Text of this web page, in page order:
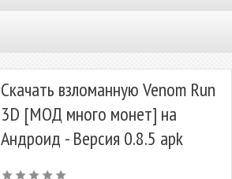
Скачать взломанную Venom Run
3D [МОД много монет] на
Андроид - Версия 0.8.5 apk